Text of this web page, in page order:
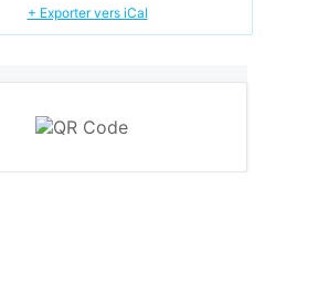
+ Exporter vers iCal